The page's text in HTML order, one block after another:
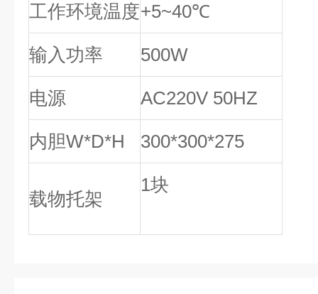
工作环境温度+5~40℃
输入功率 500W
电源 AC220V 50HZ
内胆W*D*H 300*300*275
载物托架
1块